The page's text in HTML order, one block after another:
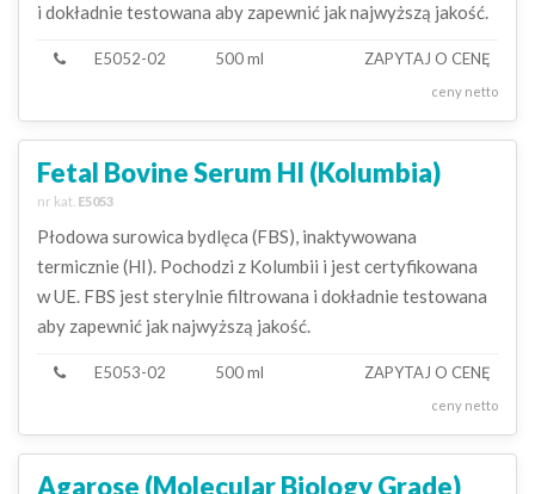
i dokładnie testowana aby zapewnić jak najwyższą jakość.
E5052-02 500 ml ZAPYTAJ O CENĘ
ceny netto
Fetal Bovine Serum HI (Kolumbia)
nr kat. E5053
Płodowa surowica bydlęca (FBS), inaktywowana
termicznie (HI). Pochodzi z Kolumbii i jest certyfikowana
w UE. FBS jest sterylnie filtrowana i dokładnie testowana
aby zapewnić jak najwyższą jakość.
E5053-02 500 ml ZAPYTAJ O CENĘ
ceny netto
Agarose (Molecular Biology Grade)